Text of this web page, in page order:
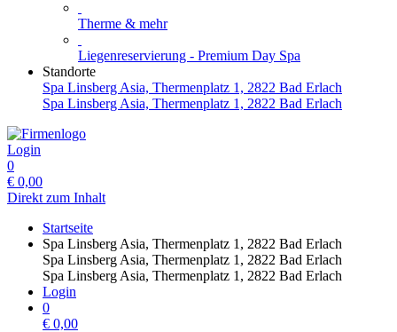
Therme & mehr
Liegenreservierung - Premium Day Spa
Standorte
Spa Linsberg Asia, Thermenplatz 1, 2822 Bad Erlach
Spa Linsberg Asia, Thermenplatz 1, 2822 Bad Erlach
Login
0
€ 0,00
Direkt zum Inhalt
Startseite
Spa Linsberg Asia, Thermenplatz 1, 2822 Bad Erlach
Spa Linsberg Asia, Thermenplatz 1, 2822 Bad Erlach
Spa Linsberg Asia, Thermenplatz 1, 2822 Bad Erlach
Login
0
€ 0,00